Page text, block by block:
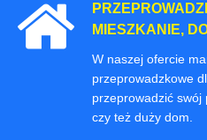
MIESZKANIE,
W naszej ofercie
przeprowadzkowe
przeprowadzić swój
czy też duży dom.